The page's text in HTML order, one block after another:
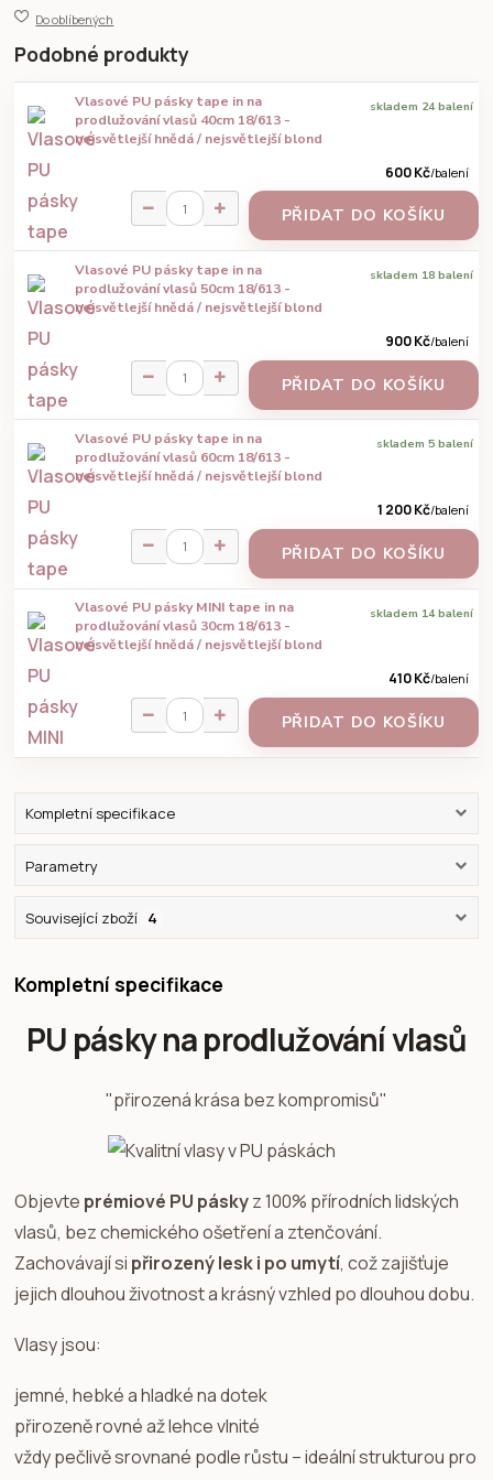
Do oblíbených
Podobné produkty
Vlasové PU pásky tape in na
prodlužování vlasů 40cm 18/613 -
nejsvětlejší hnědá / nejsvětlejší blond
600 Kč/balení
skladem 24 balení
PŘIDAT DO KOŠÍKU
Vlasové PU pásky tape in na
prodlužování vlasů 50cm 18/613 -
nejsvětlejší hnědá / nejsvětlejší blond
900 Kč/balení
skladem 18 balení
PŘIDAT DO KOŠÍKU
Vlasové PU pásky tape in na
prodlužování vlasů 60cm 18/613 -
nejsvětlejší hnědá / nejsvětlejší blond
1 200 Kč/balení
skladem 5 balení
PŘIDAT DO KOŠÍKU
Vlasové PU pásky MINI tape in na
prodlužování vlasů 30cm 18/613 -
nejsvětlejší hnědá / nejsvětlejší blond
410 Kč/balení
skladem 14 balení
PŘIDAT DO KOŠÍKU
Kompletní specifikace
Parametry
Související zboží 4
Kompletní specifikace
PU pásky na prodlužování vlasů
"přirozená krása bez kompromisů"
Objevte prémiové PU páskyz 100% přírodních lidských
vlasů, bez chemického ošetření a ztenčování.
Zachovávají si přirozený lesk i po umytí, což zajišťuje
jejich dlouhou životnost a krásný vzhled po dlouhou dobu.
Vlasy jsou:
jemné, hebké a hladké na dotek
přirozeně rovné až lehce vlnité
vždy pečlivě srovnané podle růstu – ideální strukturou pro